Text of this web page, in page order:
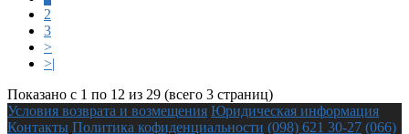
2
3
>
>|
Показано с 1 по 12 из 29 (всего 3 страниц)
Условия возврата и возмещения Юридическая информация
Контакты Политика кофиденциальности (098) 621 30-27 (066)